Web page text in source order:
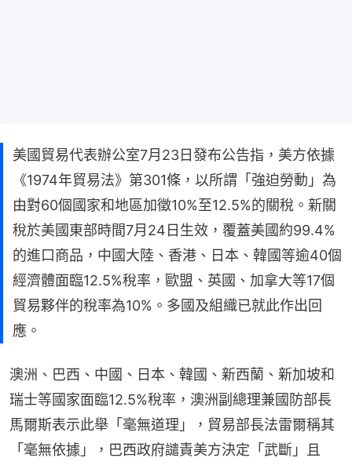
美國貿易代表辦公室7月23日發布公告指，美方依據
《1974年貿易法》第301條，以所謂「強迫勞動」為
由對60個國家和地區加徵10%至12.5%的關稅。新關
稅於美國東部時間7月24日生效，覆蓋美國約99.4%
的進口商品，中國大陸、香港、日本、韓國等逾40個
經濟體面臨12.5%稅率，歐盟、英國、加拿大等17個
貿易夥伴的稅率為10%。多國及組織已就此作出回
應。
澳洲、巴西、中國、日本、韓國、新西蘭、新加坡和
瑞士等國家面臨12.5%稅率，澳洲副總理兼國防部長
馬爾斯表示此舉「毫無道理」，貿易部長法雷爾稱其
「毫無依據」，巴西政府譴責美方決定「武斷」且